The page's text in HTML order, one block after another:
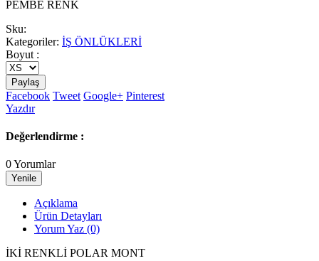
PEMBE RENK
Sku:
Kategoriler: İŞ ÖNLÜKLERİ
Boyut :
Paylaş
Facebook Tweet Google+ Pinterest
Yazdır
Değerlendirme :
0 Yorumlar
Açıklama
Ürün Detayları
Yorum Yaz (0)
İKİ RENKLİ POLAR MONT